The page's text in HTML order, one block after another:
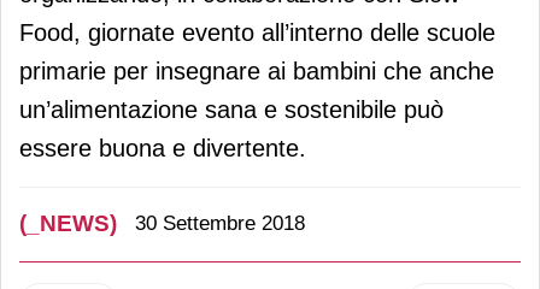
Food, giornate evento all’interno delle scuole
primarie per insegnare ai bambini che anche
un’alimentazione sana e sostenibile può
essere buona e divertente.
(_NEWS) 30 Settembre 2018